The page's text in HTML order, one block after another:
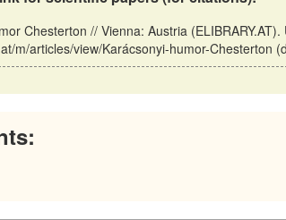
Chesterton // Vienna: Austria
m/articles/view/Karácsonyi-humor-Chesterton